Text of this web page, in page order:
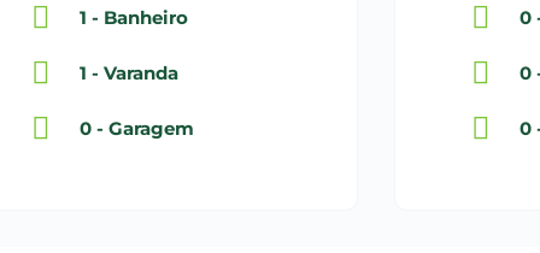
1 - Banheiro
1 - Varanda
0 - Garagem
0
0
0